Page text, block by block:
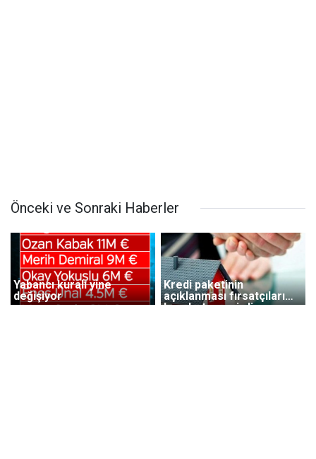
Önceki ve Sonraki Haberler
Yabancı kuralı yine
değişiyor
Kredi paketinin
açıklanması fırsatçıları
harekete geçirdi